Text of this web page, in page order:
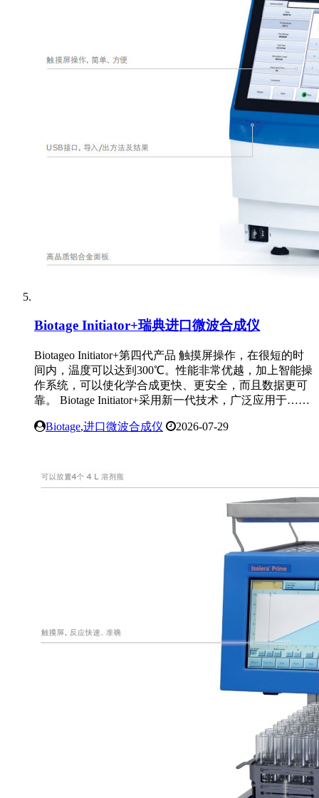
Biotage Initiator+瑞典进口微波合成仪
Biotageo Initiator+第四代产品 触摸屏操作，在很短的时
间内，温度可以达到300℃。性能非常优越，加上智能操
作系统，可以使化学合成更快、更安全，而且数据更可
靠。 Biotage Initiator+采用新一代技术，广泛应用于……
Biotage,进口微波合成仪 2026-07-29